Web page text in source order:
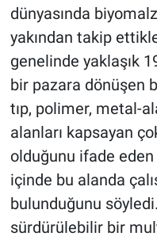
dünyasında
yakından takip
genelinde yaklaşık
bir pazara dönüşen
tıp, polimer, metal-
alanları kapsayan
olduğunu ifade
içinde bu alanda
bulunduğunu
sürdürülebilir bir